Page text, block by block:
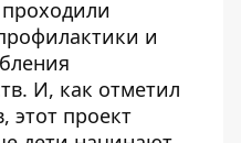
и
И, как отметил
этот проект